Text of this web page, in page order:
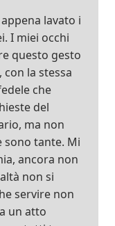
lavato i
I miei occhi
questo gesto
la stessa
che
del
ma non
sono tante. Mi
ancora non
non si
servire non
un atto